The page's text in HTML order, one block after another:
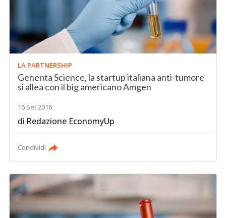
LA PARTNERSHIP
Genenta Science, la startup italiana anti-tumore
si allea con il big americano Amgen
16 Set 2016
di Redazione EconomyUp
Condividi